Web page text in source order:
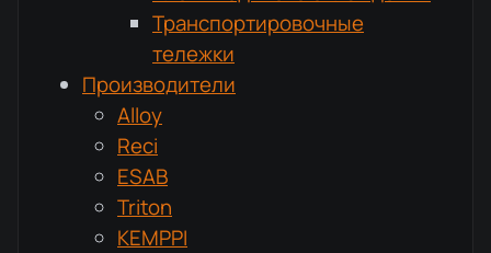
Транспортировочные
тележки
Производители
Alloy
Reci
ESAB
Triton
KEMPPI